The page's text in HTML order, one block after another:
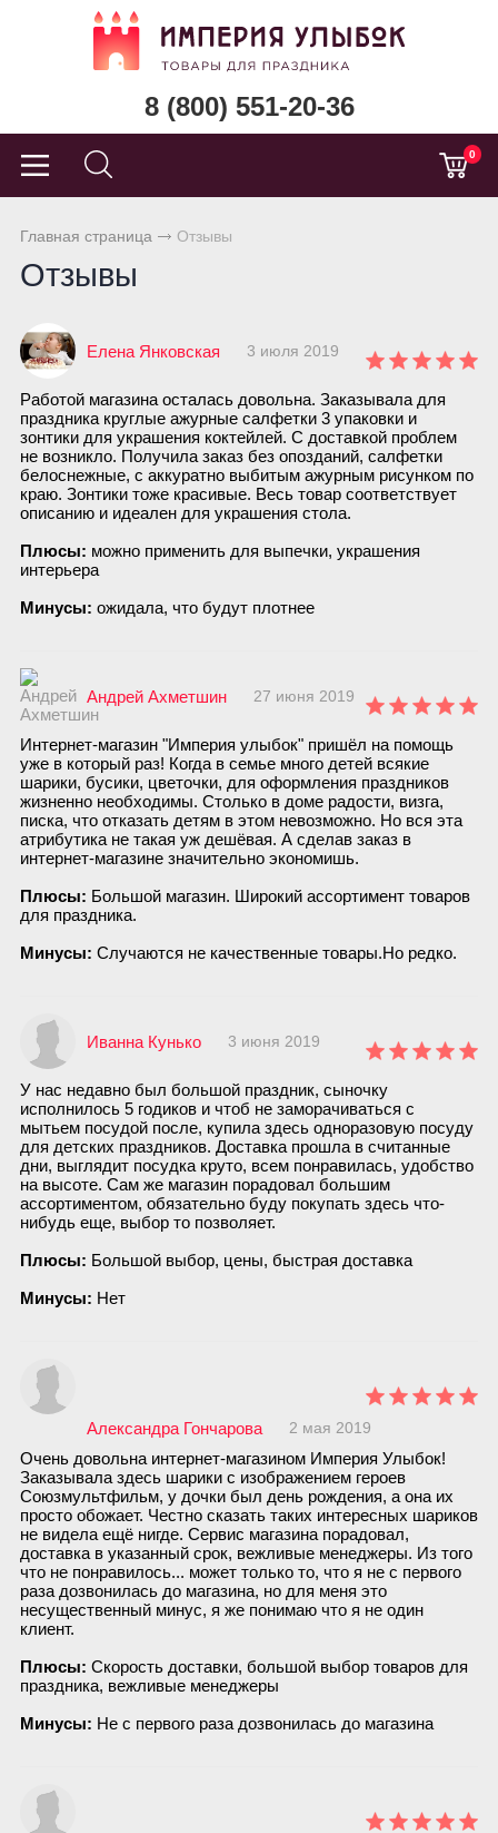
8 (800) 551-20-36
0
Главная страница Отзывы
Отзывы
Елена Янковская 3 июля 2019
Работой магазина осталась довольна. Заказывала для
праздника круглые ажурные салфетки 3 упаковки и
зонтики для украшения коктейлей. С доставкой проблем
не возникло. Получила заказ без опозданий, салфетки
белоснежные, с аккуратно выбитым ажурным рисунком по
краю. Зонтики тоже красивые. Весь товар соответствует
описанию и идеален для украшения стола.
Плюсы: можно применить для выпечки, украшения
интерьера
Минусы: ожидала, что будут плотнее
Андрей Ахметшин 27 июня 2019
Интернет-магазин "Империя улыбок" пришёл на помощь
уже в который раз! Когда в семье много детей всякие
шарики, бусики, цветочки, для оформления праздников
жизненно необходимы. Столько в доме радости, визга,
писка, что отказать детям в этом невозможно. Но вся эта
атрибутика не такая уж дешёвая. А сделав заказ в
интернет-магазине значительно экономишь.
Плюсы: Большой магазин. Широкий ассортимент товаров
для праздника.
Минусы: Случаются не качественные товары.Но редко.
Иванна Кунько 3 июня 2019
У нас недавно был большой праздник, сыночку
исполнилось 5 годиков и чтоб не заморачиваться с
мытьем посудой после, купила здесь одноразовую посуду
для детских праздников. Доставка прошла в считанные
дни, выглядит посудка круто, всем понравилась, удобство
на высоте. Сам же магазин порадовал большим
ассортиментом, обязательно буду покупать здесь что-
нибудь еще, выбор то позволяет.
Плюсы: Большой выбор, цены, быстрая доставка
Минусы: Нет
Александра Гончарова 2 мая 2019
Очень довольна интернет-магазином Империя Улыбок!
Заказывала здесь шарики с изображением героев
Союзмультфильм, у дочки был день рождения, а она их
просто обожает. Честно сказать таких интересных шариков
не видела ещё нигде. Сервис магазина порадовал,
доставка в указанный срок, вежливые менеджеры. Из того
что не понравилось... может только то, что я не с первого
раза дозвонилась до магазина, но для меня это
несущественный минус, я же понимаю что я не один
клиент.
Плюсы: Скорость доставки, большой выбор товаров для
праздника, вежливые менеджеры
Минусы: Не с первого раза дозвонилась до магазина